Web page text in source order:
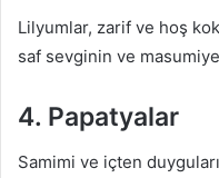
Lilyumlar, zarif ve hoş
saf sevginin ve
4. Papatyalar
Samimi ve içten